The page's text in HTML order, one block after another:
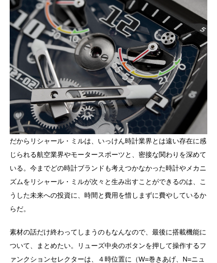
だからリシャール・ミルは、いっけん時計業界とは遠い存在に感
じられる航空業界やモータースポーツと、密接な関わりを深めて
いる。今までどの時計ブランドも考えつかなかった時計やメカニ
ズムをリシャール・ミルが次々と生み出すことができるのは、こ
うした未来への投資に、時間と費用を惜しまずに費やしているか
らだ。
素材の話だけ終わってしまうのもなんなので、最後に搭載機能に
ついて、まとめたい。リューズ中央のボタンを押して操作するフ
ァンクションセレクターは、４時位置に（W=巻きあげ、N=ニュ